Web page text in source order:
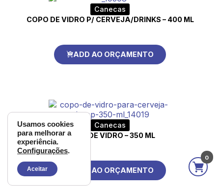
Canecas
COPO DE VIDRO P/ CERVEJA/DRINKS – 400 ML
ADD AO ORÇAMENTO
Canecas
COPO DE VIDRO – 350 ML
ADD AO ORÇAMENTO
0
Usamos cookies
para melhorar a
experiência.
Configurações.
Aceitar